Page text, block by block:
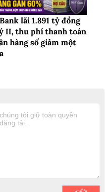
lãi 1.891 tỷ đồng
II, thu phí thanh toán
hàng số giảm một